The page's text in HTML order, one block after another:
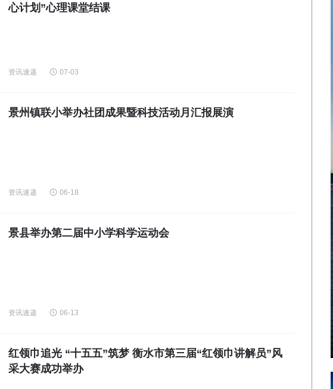
心计划”心理课堂结课
资讯速递 07-03
景州镇联小举办社团成果暨科技活动月汇报展演
资讯速递 06-18
景县举办第二届中小学科学运动会
资讯速递 06-13
红领巾追光 “十五五”筑梦 衡水市第三届“红领巾讲解员”风
采大赛成功举办